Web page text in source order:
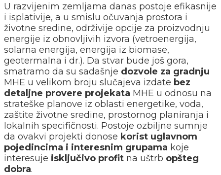
U razvijenim zemljama danas postoje efikasnije
i isplativije, a u smislu očuvanja prostora i
životne sredine, održivije opcije za proizvodnju
energije iz obnovljivih izvora (vetroenergija,
solarna energija, energija iz biomase,
geotermalna i dr.). Da stvar bude još gora,
smatramo da su sadašnje dozvole za gradnju
MHE u velikom broju slučajeva izdate bez
detaljne provere projekata MHE u odnosu na
strateške planove iz oblasti energetike, voda,
zaštite životne sredine, prostornog planiranja i
lokalnih specifičnosti. Postoje ozbiljne sumnje
da ovakvi projekti donose korist uglavnom
pojedincima i interesnim grupama koje
interesuje isključivo profit na uštrb opšteg
dobra.